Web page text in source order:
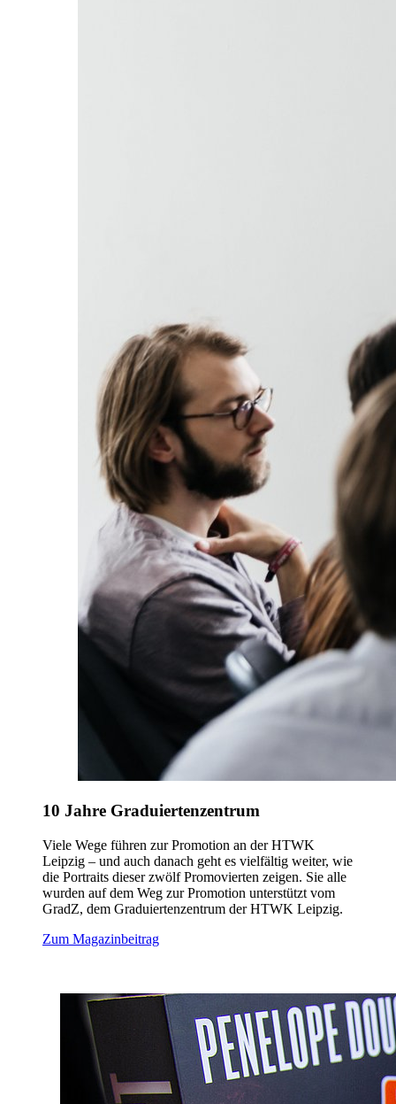
10 Jahre Graduiertenzentrum
Viele Wege führen zur Promotion an der HTWK
Leipzig – und auch danach geht es vielfältig weiter, wie
die Portraits dieser zwölf Promovierten zeigen. Sie alle
wurden auf dem Weg zur Promotion unterstützt vom
GradZ, dem Graduiertenzentrum der HTWK Leipzig.
Zum Magazinbeitrag